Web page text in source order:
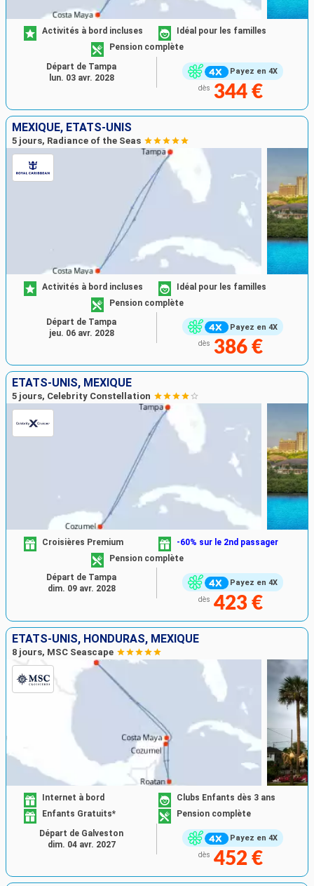
Payez en 4X
Activités à bord incluses
Idéal pour les familles
Pension complète
dès 344 €
Départ de Tampa
lun. 03 avr. 2028
MEXIQUE, ÉTATS-UNIS
5 jours, Radiance of the Seas
Payez en 4X
Activités à bord incluses
Idéal pour les familles
Pension complète
dès 386 €
Départ de Tampa
jeu. 06 avr. 2028
ÉTATS-UNIS, MEXIQUE
5 jours, Celebrity Constellation
Payez en 4X
Croisières Premium
-60% sur le 2nd passager
Pension complète
dès 423 €
Départ de Tampa
dim. 09 avr. 2028
ÉTATS-UNIS, HONDURAS, MEXIQUE
8 jours, MSC Seascape
Payez en 4X
Internet à bord
Clubs Enfants dès 3 ans
Enfants Gratuits*
Pension complète
dès 452 €
Départ de Galveston
dim. 04 avr. 2027